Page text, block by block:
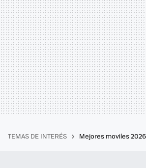
TEMAS DE INTERÉS Mejores moviles 2026